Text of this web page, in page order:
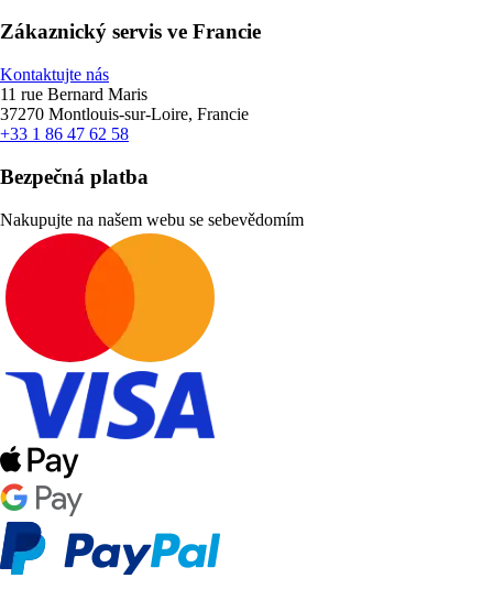
Zákaznický servis ve Francie
Kontaktujte nás
11 rue Bernard Maris
37270 Montlouis-sur-Loire, Francie
+33 1 86 47 62 58
Bezpečná platba
Nakupujte na našem webu se sebevědomím